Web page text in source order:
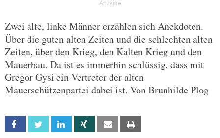
Zwei alte, linke Männer erzählen sich Anekdoten.
Über die guten alten Zeiten und die schlechten alten
Zeiten, über den Krieg, den Kalten Krieg und den
Mauerbau. Da ist es immerhin schlüssig, dass mit
Gregor Gysi ein Vertreter der alten
Mauerschützenpartei dabei ist. Von Brunhilde Plog
Facebook Twitter Linkedin Xing Email